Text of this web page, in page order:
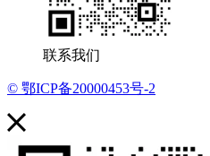
联系我们
© 鄂ICP备20000453号-2